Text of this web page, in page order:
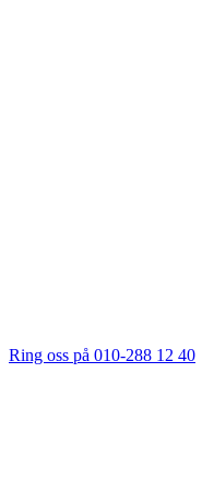
Ring oss på 010-288 12 40